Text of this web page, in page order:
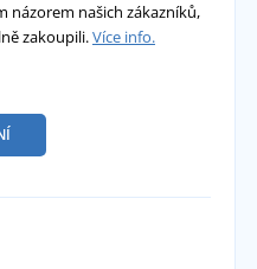
názorem našich zákazníků,
zakoupili.Více info.